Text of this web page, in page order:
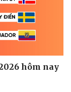
hôm nay